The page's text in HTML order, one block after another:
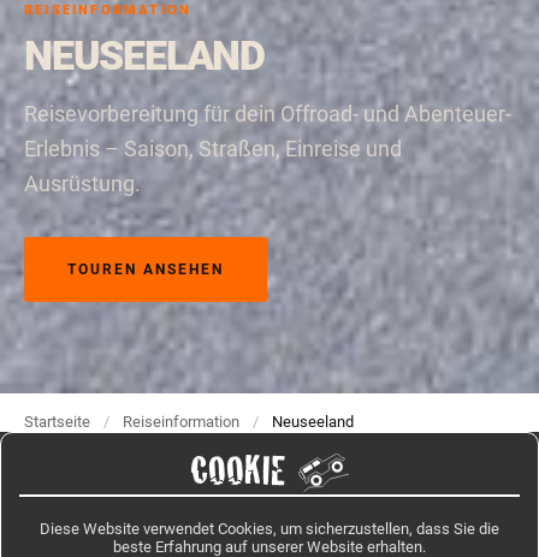
COOKIE
Diese Website verwendet Cookies, um sicherzustellen, dass Sie die
beste Erfahrung auf unserer Website erhalten.
REISEINFORMATION
NEUSEELAND
Reisevorbereitung für dein Offroad- und Abenteuer-
Erlebnis – Saison, Straßen, Einreise und
Ausrüstung.
TOUREN ANSEHEN
Startseite / Reiseinformation / Neuseeland
IMPRESSIONEN